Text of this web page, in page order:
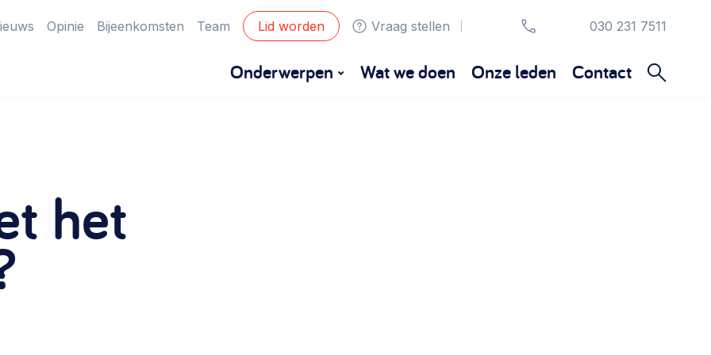
Opinie Bijeenkomsten Team Lid worden Vraag stellen 030 231 7511
Onderwerpen
Eigen gebouw
Wat we doen Onze leden Contact
het